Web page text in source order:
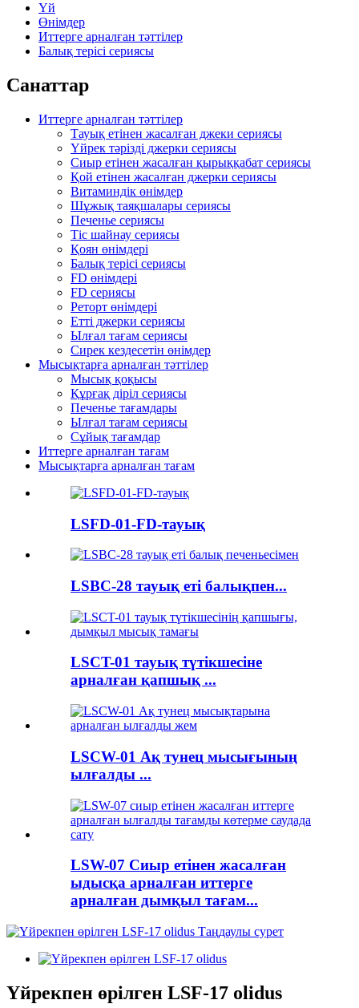
Үй
Өнімдер
Иттерге арналған тәттілер
Балық терісі сериясы
Санаттар
Иттерге арналған тәттілер
Тауық етінен жасалған джеки сериясы
Үйрек тәрізді джерки сериясы
Сиыр етінен жасалған қырыққабат сериясы
Қой етінен жасалған джерки сериясы
Витаминдік өнімдер
Шұжық таяқшалары сериясы
Печенье сериясы
Тіс шайнау сериясы
Қоян өнімдері
Балық терісі сериясы
FD өнімдері
FD сериясы
Реторт өнімдері
Етті джерки сериясы
Ылғал тағам сериясы
Сирек кездесетін өнімдер
Мысықтарға арналған тәттілер
Мысық қоқысы
Құрғақ діріл сериясы
Печенье тағамдары
Ылғал тағам сериясы
Сұйық тағамдар
Иттерге арналған тағам
Мысықтарға арналған тағам
LSFD-01-FD-тауық
LSBC-28 тауық еті балықпен...
LSCT-01 тауық түтікшесіне
арналған қапшық ...
LSCW-01 Ақ тунец мысығының
ылғалды ...
LSW-07 Сиыр етінен жасалған
ыдысқа арналған иттерге
арналған дымқыл тағам...
Үйрекпен өрілген LSF-17 olidus